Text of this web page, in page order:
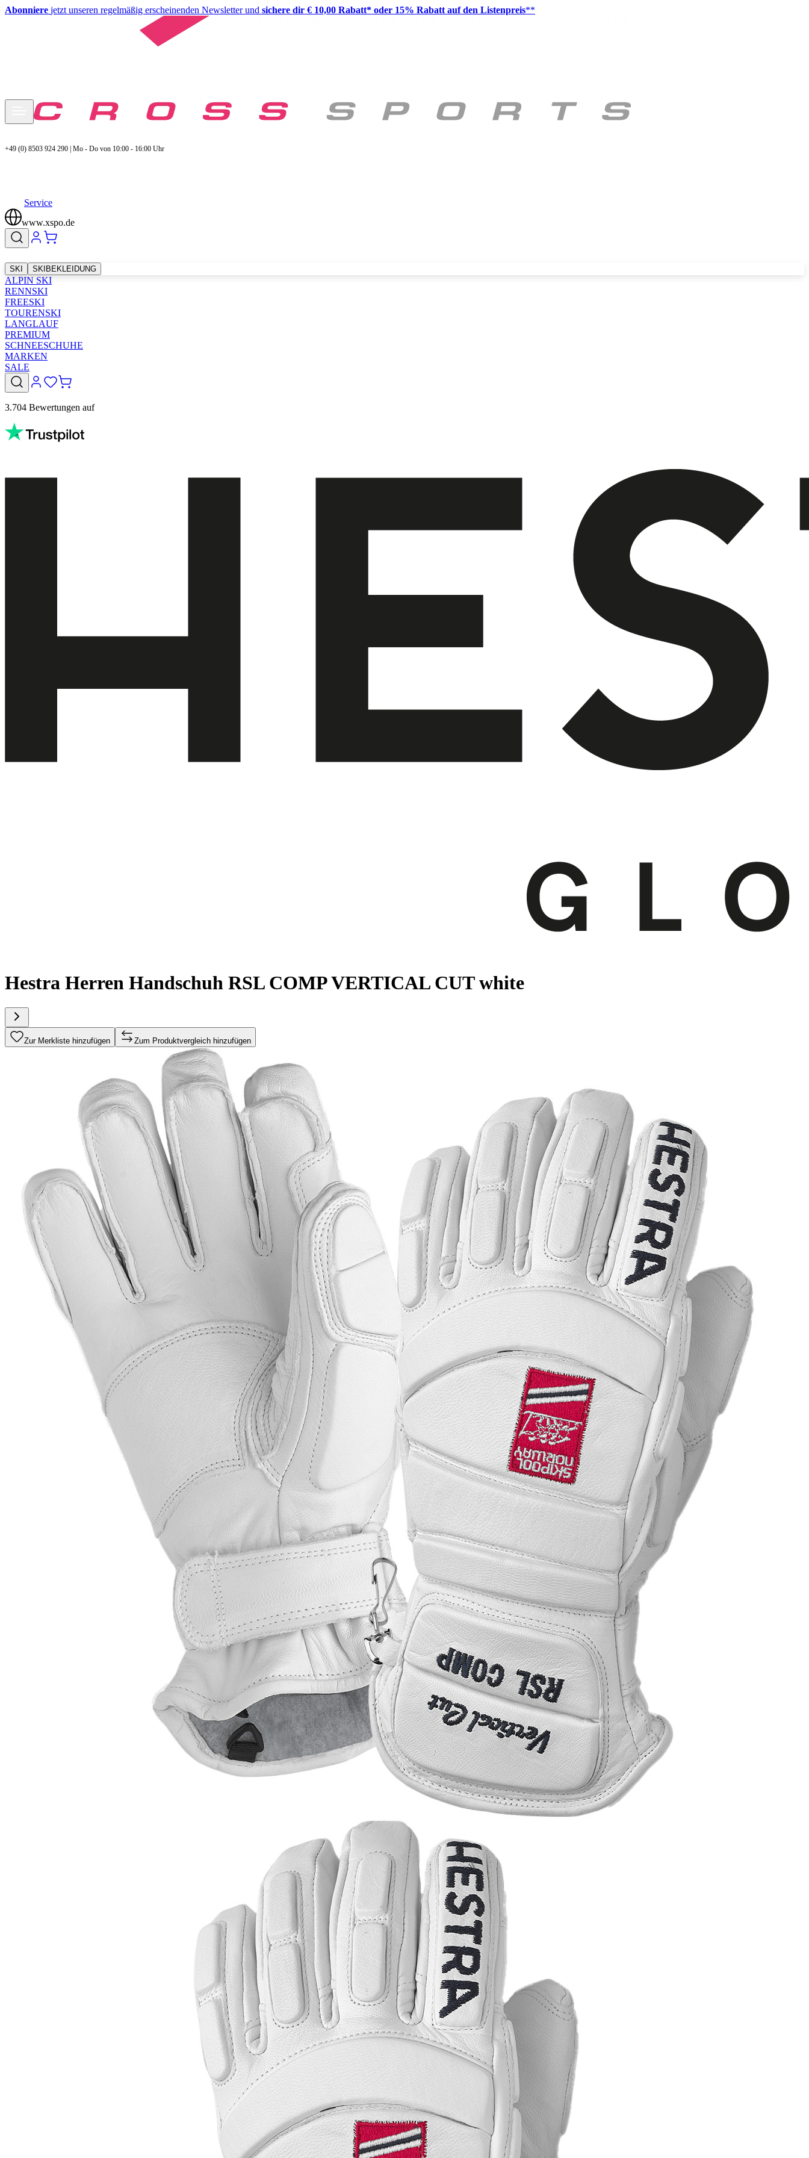
Abonniere jetzt unseren regelmäßig erscheinenden Newsletter und sichere dir € 10,00 Rabatt* oder 15% Rabatt auf den Listenpreis**
+49 (0) 8503 924 290 | Mo - Do von 10:00 - 16:00 Uhr
Service
www.xspo.de
SKI SKIBEKLEIDUNG
ALPIN SKI
RENNSKI
FREESKI
TOURENSKI
LANGLAUF
PREMIUM
SCHNEESCHUHE
MARKEN
SALE
3.704 Bewertungen auf
Hestra Herren Handschuh RSL COMP VERTICAL CUT white
Zur Merkliste hinzufügen Zum Produktvergleich hinzufügen